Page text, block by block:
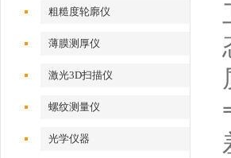
粗糙度轮廓仪
薄膜测厚仪
激光3D扫描仪
螺纹测量仪
光学仪器